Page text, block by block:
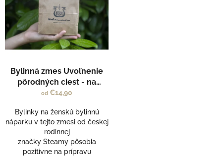
hodnotenie
produktu
je
z
5
hviezdičiek.
Bylinná zmes Uvoľnenie
pôrodných ciest - na
ženskú bylinnú náparku -
od €14,90
Bylinky na ženskú bylinnú
náparku v tejto zmesi od českej
rodinnej
značky Steamy pôsobia
pozitívne na prípravu